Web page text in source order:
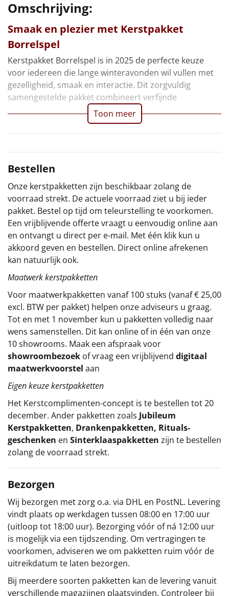
Deken (fleece plaid)
Alle artikelen
Overige
Ideeën
Personeel
Doe het zelf
Sinterklaaspakketten
Particulier
Kerstgeschenken 2026
Relatiegeschenken
Cadeaubon
Per stuk
Alle overige
Omschrijving:
Smaak en plezier met Kerstpakket
Borrelspel
Kerstpakket Borrelspel is in 2025 de perfecte keuze
voor iedereen die lange winteravonden wil vullen met
gezelligheid, smaak en interactie. Dit zorgvuldig
samengestelde pakket combineert verfijnde
Toon meer
Bestellen
Onze kerstpakketten zijn beschikbaar zolang de
voorraad strekt. De actuele voorraad ziet u bij ieder
pakket. Bestel op tijd om teleurstelling te voorkomen.
Een vrijblijvende offerte vraagt u eenvoudig online aan
en ontvangt u direct per e-mail. Met één klik kun u
akkoord geven en bestellen. Direct online afrekenen
kan natuurlijk ook.
Maatwerk kerstpakketten
Voor maatwerkpakketten vanaf 100 stuks (vanaf € 25,00
excl. BTW per pakket) helpen onze adviseurs u graag.
Tot en met 1 november kun u pakketten volledig naar
wens samenstellen. Dit kan online of in één van onze
10 showrooms. Maak een afspraak voor
showroombezoek of vraag een vrijblijvend digitaal
maatwerkvoorstel aan
Eigen keuze kerstpakketten
Het Kerstcomplimenten-concept is te bestellen tot 20
december. Ander pakketten zoals Jubileum
Kerstpakketten, Drankenpakketten, Rituals-
geschenken en Sinterklaaspakketten zijn te bestellen
zolang de voorraad strekt.
Bezorgen
Wij bezorgen met zorg o.a. via DHL en PostNL. Levering
vindt plaats op werkdagen tussen 08:00 en 17:00 uur
(uitloop tot 18:00 uur). Bezorging vóór of ná 12:00 uur
is mogelijk via een tijdszending. Om vertragingen te
voorkomen, adviseren we om pakketten ruim vóór de
uitreikdatum te laten bezorgen.
Bij meerdere soorten pakketten kan de levering vanuit
verschillende magazijnen plaatsvinden. Controleer bij